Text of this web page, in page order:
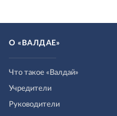
О «ВАЛДАЕ»
Что такое «Валдай»
Учредители
Руководители